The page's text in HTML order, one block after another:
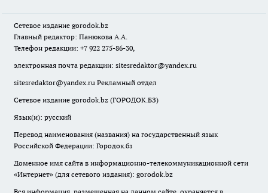
Сетевое издание gorodok.bz
Главный редактор: Панюкова А.А.
Телефон редакции: +7 922 275-86-30,
электронная почта редакции: sitesredaktor@yandex.ru
sitesredaktor@yandex.ru Рекламный отдел
Сетевое издание gorodok.bz (ГОРОДОК.БЗ)
Язык(и): русский
Перевод наименования (названия) на государственный язык
Российской Федерации: Городок.бз
Доменное имя сайта в информационно-телекоммуникационной сети
«Интернет» (для сетевого издания): gorodok.bz